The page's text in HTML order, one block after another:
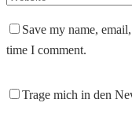
Save my name,
time I comment.
Trage mich in den